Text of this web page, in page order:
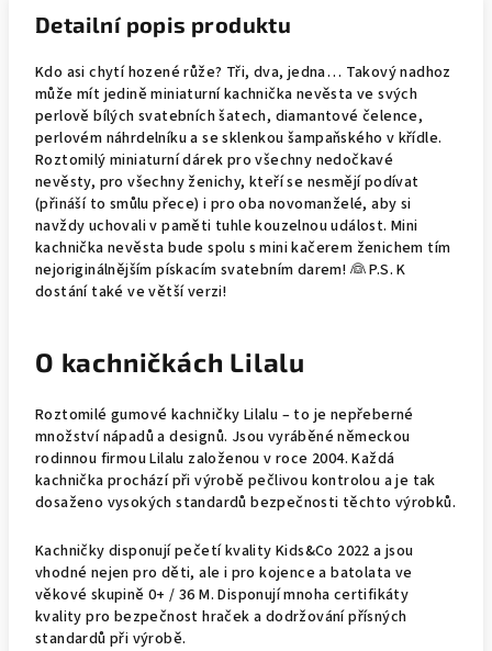
Detailní popis produktu
Kdo asi chytí hozené růže? Tři, dva, jedna… Takový nadhoz
může mít jedině miniaturní kachnička nevěsta ve svých
perlově bílých svatebních šatech, diamantové čelence,
perlovém náhrdelníku a se sklenkou šampaňského v křídle.
Roztomilý miniaturní dárek pro všechny nedočkavé
nevěsty, pro všechny ženichy, kteří se nesmějí podívat
(přináší to smůlu přece) i pro oba novomanželé, aby si
navždy uchovali v paměti tuhle kouzelnou událost. Mini
kachnička nevěsta bude spolu s mini kačerem ženichem tím
nejoriginálnějším pískacím svatebním darem! 👰 P.S. K
dostání také ve větší verzi!
O kachničkách Lilalu
Roztomilé gumové kachničky Lilalu – to je nepřeberné
množství nápadů a designů. Jsou vyráběné německou
rodinnou firmou Lilalu založenou v roce 2004. Každá
kachnička prochází při výrobě pečlivou kontrolou a je tak
dosaženo vysokých standardů bezpečnosti těchto výrobků.
Kachničky disponují pečetí kvality Kids&Co 2022 a jsou
vhodné nejen pro děti, ale i pro kojence a batolata ve
věkové skupině 0+ / 36 M. Disponují mnoha certifikáty
kvality pro bezpečnost hraček a dodržování přísných
standardů při výrobě.